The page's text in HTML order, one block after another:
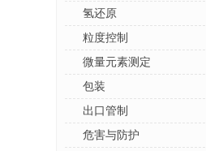
氢还原
粒度控制
微量元素测定
包装
出口管制
危害与防护